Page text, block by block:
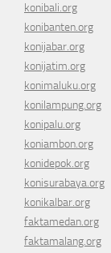
konibali.org
konibanten.org
konijabar.org
konijatim.org
konimaluku.org
konilampung.org
konipalu.org
koniambon.org
konidepok.org
konisurabaya.org
konikalbar.org
faktamedan.org
faktamalang.org